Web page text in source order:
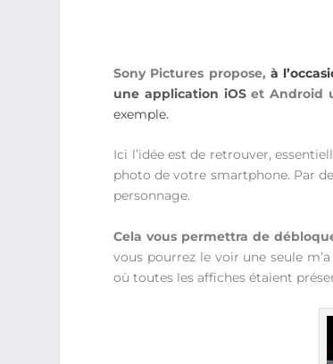
Sony Pictures propose, à
une application iOSet Android
exemple.
Ici l’idée est de retrouver,
photo de votre smartphone. Par
personnage.
Cela vous permettra de
vous pourrez le voir une seule
où toutes les affiches étaient